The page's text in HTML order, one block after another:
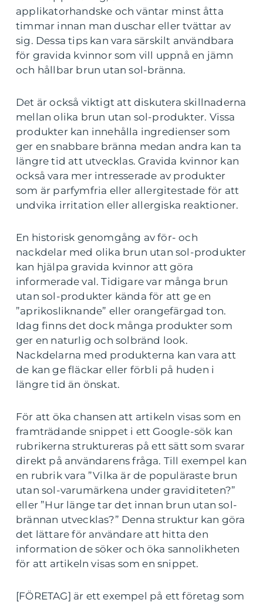
applikatorhandske och väntar minst åtta
timmar innan man duschar eller tvättar av
sig. Dessa tips kan vara särskilt användbara
för gravida kvinnor som vill uppnå en jämn
och hållbar brun utan sol-bränna.
Det är också viktigt att diskutera skillnaderna
mellan olika brun utan sol-produkter. Vissa
produkter kan innehålla ingredienser som
ger en snabbare bränna medan andra kan ta
längre tid att utvecklas. Gravida kvinnor kan
också vara mer intresserade av produkter
som är parfymfria eller allergitestade för att
undvika irritation eller allergiska reaktioner.
En historisk genomgång av för- och
nackdelar med olika brun utan sol-produkter
kan hjälpa gravida kvinnor att göra
informerade val. Tidigare var många brun
utan sol-produkter kända för att ge en
”aprikosliknande” eller orangefärgad ton.
Idag finns det dock många produkter som
ger en naturlig och solbränd look.
Nackdelarna med produkterna kan vara att
de kan ge fläckar eller förbli på huden i
längre tid än önskat.
För att öka chansen att artikeln visas som en
framträdande snippet i ett Google-sök kan
rubrikerna struktureras på ett sätt som svarar
direkt på användarens fråga. Till exempel kan
en rubrik vara ”Vilka är de populäraste brun
utan sol-varumärkena under graviditeten?”
eller ”Hur länge tar det innan brun utan sol-
brännan utvecklas?” Denna struktur kan göra
det lättare för användare att hitta den
information de söker och öka sannolikheten
för att artikeln visas som en snippet.
[FÖRETAG] är ett exempel på ett företag som